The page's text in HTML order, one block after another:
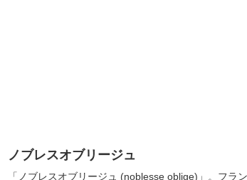
ノブレスオブリージュ
「ノブレスオブリージュ (noblesse oblige)」。フラ